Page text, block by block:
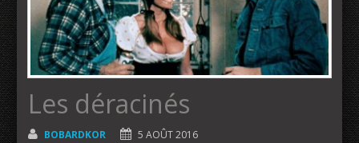
Les déracinés
BOBARDKOR 5 AOÛT 2016